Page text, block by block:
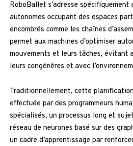
RoboBallet s’adresse spécifiquement
autonomes occupant des espaces
encombrés comme les chaînes
permet aux machines d’optimiser
mouvements et leurs tâches, évitant
leurs congénères et avec
Traditionnellement, cette
effectuée par des programmeurs
spécialisés, un processus long et
réseau de neurones basé sur des
un cadre d’apprentissage par